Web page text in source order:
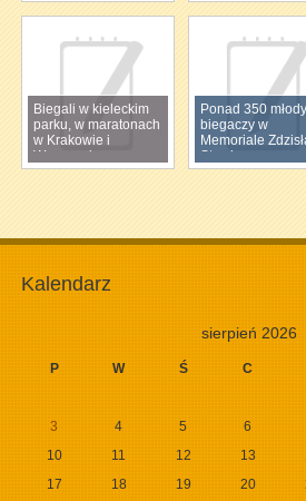
Biegali w kieleckim
parku, w maratonach
w Krakowie i
Warszawie
Ponad 350
biegaczy w
Memoriale
Stawiarza
Kalendarz
sierpień 2026
P W Ś C
3
4 5 6
10
11 12 13
17
18 19 20